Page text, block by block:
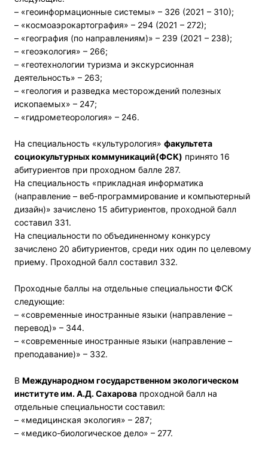
– «геоинформационные системы» – 326 (2021 – 310);
– «космоаэрокартография» – 294 (2021 – 272);
– «география (по направлениям)» – 239 (2021 – 238);
– «геоэкология» – 266;
– «геотехнологии туризма и экскурсионная
деятельность» – 263;
– «геология и разведка месторождений полезных
ископаемых» – 247;
– «гидрометеорология» – 246.
На специальность «культурология» факультета
социокультурных коммуникаций(ФСК) принято 16
абитуриентов при проходном балле 287.
На специальность «прикладная информатика
(направление – веб-программирование и компьютерный
дизайн)» зачислено 15 абитуриентов, проходной балл
составил 331.
На специальности по объединенному конкурсу
зачислено 20 абитуриентов, среди них один по целевому
приему. Проходной балл составил 332.
Проходные баллы на отдельные специальности ФСК
следующие:
– «современные иностранные языки (направление –
перевод)» – 344.
– «современные иностранные языки (направление –
преподавание)» – 332.
В Международном государственном экологическом
институте им. А.Д. Сахарова проходной балл на
отдельные специальности составил:
– «медицинская экология» – 287;
– «медико-биологическое дело» – 277.